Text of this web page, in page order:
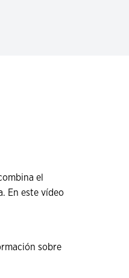
el
En este vídeo
sobre